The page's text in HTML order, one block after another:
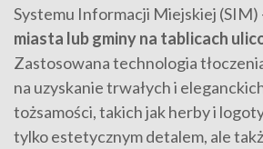
Systemu Informacji Miejskiej (SIM)
miasta lub gminy na tablicach
Zastosowana technologia
na uzyskanie trwałych i
tożsamości, takich jak herby i
tylko estetycznym detalem, ale